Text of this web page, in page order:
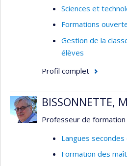
Sciences et
Formations
Gestion de la
élèves
Profil complet
BISSONNETTE,
Professeur de
Langues
Formation des